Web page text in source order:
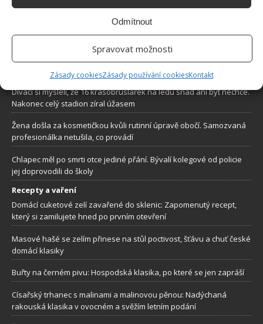
Odmítnout
Spravovat možnosti
Zásady cookiesZásady používání cookiesKontakt
Lidé a svět
3letý chlapec zmizí v lese a je 2 noci nezvěstný. Policisté mají husí
kůži, když jim řekne, kdo se o něho postaral
Ze zástupkyně šerifa se stala hrdinka. Kamera zachytila záchranu
chlapce, který zkolaboval na hřišti
Diváci si mysleli, že 16 krasobruslařek na ledu snad ani být nechce.
Nakonec celý stadion zíral úžasem
Žena došla za kosmetičkou kvůli rutinní úpravě obočí. Samozvaná
profesionálka netušila, co provádí
Chlapec měl po smrti otce jediné přání. Bývalí kolegové od policie
jej doprovodili do školy
Recepty a vaření
Domácí cuketové zelí zavařené do sklenic: Zapomenutý recept,
který si zamilujete hned po prvním otevření
Masové hašé se zelím přinese na stůl poctivost, šťávu a chuť české
domácí klasiky
Buřty na černém pivu: Hospodská klasika, po které se jen zapráší
Císařský trhanec s malinami a malinovou pěnou: Nadýchaná
rakouská klasika v ovocném a svěžím letním podání